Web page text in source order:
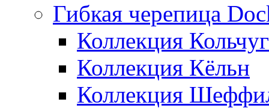
Гибкая черепица
Коллекция
Коллекция Кёльн
Коллекция